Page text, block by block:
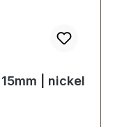
| nickel